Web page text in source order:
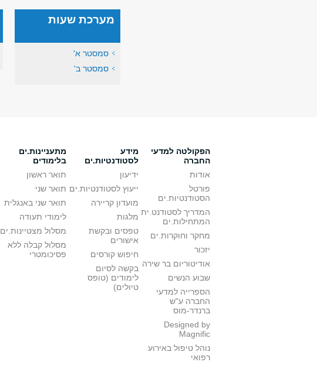
מערכת שעות
סמסטר א'
סמסטר ב'
הפקולטה למדעי
החברה
אודות
פורטל
הסטודנטיות.ים
המדריך לסטודנט.ית
המתחילות.ים
מחקר וחוקרות.ים
יזכור
אודיטוריום בר שירה
שבוע הנשים
הספרייה למדעי
החברה ע"ש
ברנדר-מוס
Designed by
Magnific
נוהל טיפול באירוע
רפואי
מידע
לסטודנטיות.ים
ידיעון
ייעוץ לסטודנטיות.ים
מועדון קריירה
מלגות
טפסים ובקשת
אישורים
חיפוש קורסים
בקשה לסיום
לימודים (טופס
טיולים)
מתעניינות.ים
בלימודים
תואר ראשון
תואר שני
תואר שני באנגלית
לימודי תעודה
מסלול מצטיינות.ים
מסלול קבלה ללא
פסיכומטרי